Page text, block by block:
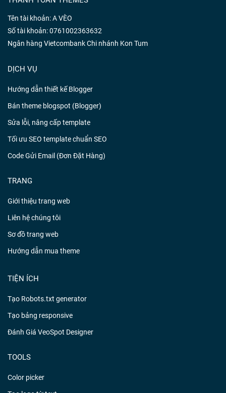
Tên tài khoản: A VÈO
Số tài khoản: 0761002363632
Ngân hàng Vietcombank Chi nhánh Kon Tum
DỊCH VỤ
Hướng dẫn thiết kế Blogger
Bán theme blogspot (Blogger)
Sửa lỗi, nâng cấp template
Tối ưu SEO template chuẩn SEO
Code Gửi Email (Đơn Đặt Hàng)
TRANG
Giới thiệu trang web
Liên hệ chúng tôi
Sơ đồ trang web
Hướng dẫn mua theme
TIỆN ÍCH
Tạo Robots.txt generator
Tạo bảng responsive
Đánh Giá VeoSpot Designer
TOOLS
Color picker